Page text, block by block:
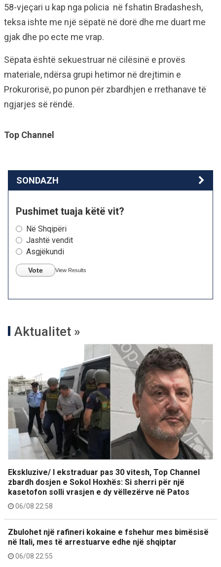
58-vjeçari u kap nga policia në fshatin Bradashesh,
teksa ishte me një sëpatë në dorë dhe me duart me
gjak dhe po ecte me vrap.
Sëpata është sekuestruar në cilësinë e provës
materiale, ndërsa grupi hetimor në drejtimin e
Prokurorisë, po punon për zbardhjen e rrethanave të
ngjarjes së rëndë.
Top Channel
SONDAZH
Pushimet tuaja këtë vit?
Në Shqipëri
Jashtë vendit
Asgjëkundi
Vote View Results
Aktualitet »
Ekskluzive/ I ekstraduar pas 30 vitesh, Top Channel
zbardh dosjen e Sokol Hoxhës: Si sherri për një
kasetofon solli vrasjen e dy vëllezërve në Patos
06/08 22:58
Zbulohet një rafineri kokaine e fshehur mes bimësisë
në Itali, mes të arrestuarve edhe një shqiptar
06/08 22:55